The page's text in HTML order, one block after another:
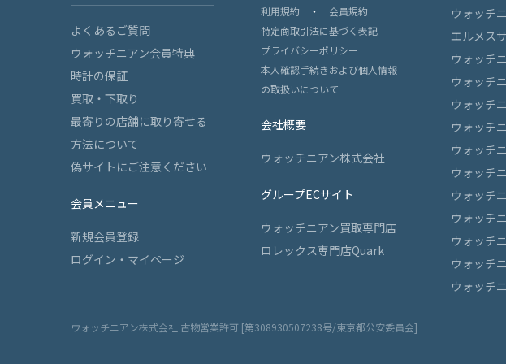
よくあるご質問
ウォッチニアン会員特典
時計の保証
買取・下取り
最寄りの店舗に取り寄せる
方法について
偽サイトにご注意ください
会員メニュー
新規会員登録
ログイン・マイページ
利用規約 ・ 会員規約
特定商取引法に基づく表記
プライバシーポリシー
本人確認手続きおよび個人情報
の取扱いについて
会社概要
ウォッチニアン株式会社
グループECサイト
ウォッチニアン買取専門店
ロレックス専門店Quark
ウォッチ
エルメス
ウォッチ
ウォッチ
ウォッチ
ウォッチ
ウォッチ
ウォッチ
ウォッチ
ウォッチ
ウォッチ
ウォッチ
ウォッチ
ウォッチニアン株式会社 古物営業許可 [第308930507238号/東京都公安委員会]